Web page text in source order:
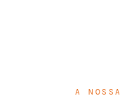
A NOSSA